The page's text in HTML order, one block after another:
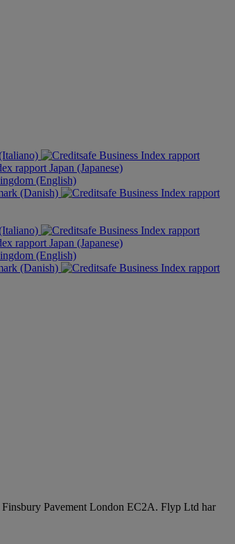
Japan (Japanese)
(English)
(Danish)
Japan (Japanese)
(English)
(Danish)
Finsbury Pavement London EC2A. Flyp Ltd har